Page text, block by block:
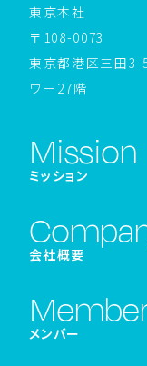
東京本社
〒108-0073
東京都港区三田3-
ワー27階
Mission
ミッション
会社概要
メンバー